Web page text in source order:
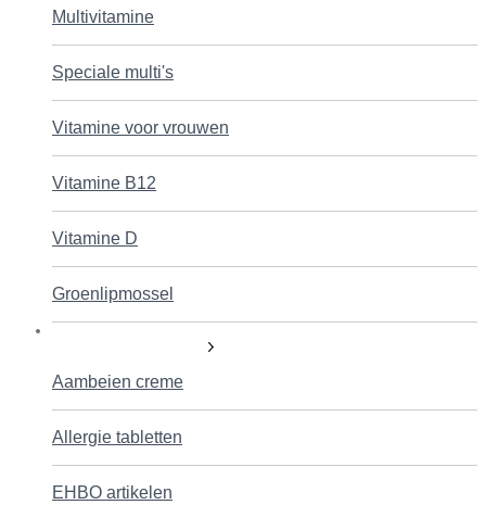
Multivitamine
Speciale multi's
Vitamine voor vrouwen
Vitamine B12
Vitamine D
Groenlipmossel
Aambeien creme
Allergie tabletten
EHBO artikelen